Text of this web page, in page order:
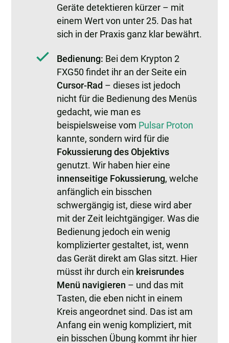
Geräte detektieren kürzer – mit
einem Wert von unter 25. Das hat
sich in der Praxis ganz klar bewährt.
Bedienung: Bei dem Krypton 2
FXG50 findet ihr an der Seite ein
Cursor-Rad – dieses ist jedoch
nicht für die Bedienung des Menüs
gedacht, wie man es
beispielsweise vom Pulsar Proton
kannte, sondern wird für die
Fokussierung des Objektivs
genutzt. Wir haben hier eine
innenseitige Fokussierung, welche
anfänglich ein bisschen
schwergängig ist, diese wird aber
mit der Zeit leichtgängiger. Was die
Bedienung jedoch ein wenig
komplizierter gestaltet, ist, wenn
das Gerät direkt am Glas sitzt. Hier
müsst ihr durch ein kreisrundes
Menü navigieren – und das mit
Tasten, die eben nicht in einem
Kreis angeordnet sind. Das ist am
Anfang ein wenig kompliziert, mit
ein bisschen Übung kommt ihr hier